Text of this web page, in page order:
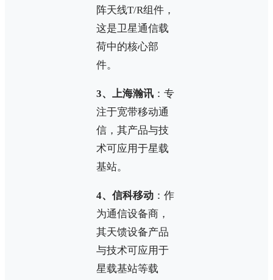
阵天线T/R组件，
这是卫星通信载
荷中的核心部
件。
3、上海瀚讯 ：专
注于宽带移动通
信，其产品与技
术可应用于星载
基站。
4、信科移动 ：作
为通信设备商，
其天馈设备产品
与技术可应用于
星载基站等载